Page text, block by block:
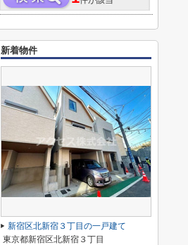
新着物件
新宿区北新宿３丁目の一戸建て
東京都新宿区北新宿３丁目